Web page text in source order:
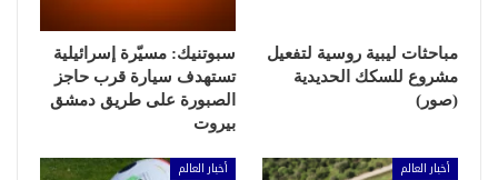
مباحثات ليبية روسية لتفعيل
مشروع للسكك الحديدية
(صور)
سبوتنيك: مسيّرة إسرائيلية
تستهدف سيارة قرب حاجز
الصبورة على طريق دمشق
بيروت
أخبار العالم أخبار العالم